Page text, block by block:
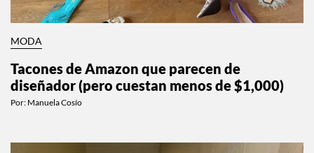
MODA
Tacones de Amazon que parecen de
diseñador (pero cuestan menos de $1,000)
Por: Manuela Cosío